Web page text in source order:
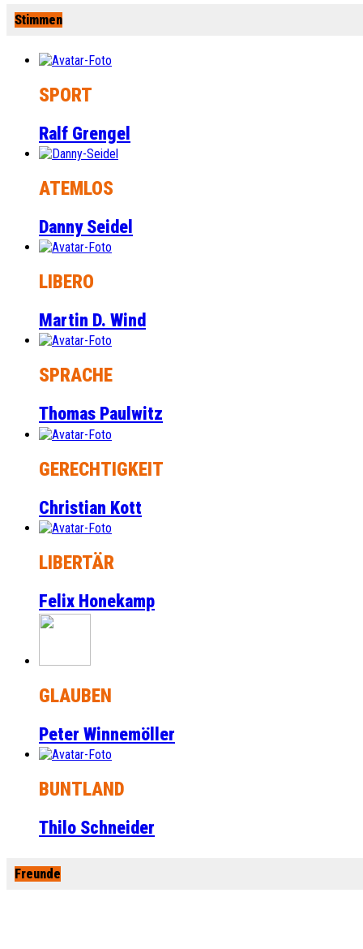
Stimmen
SPORT
Ralf Grengel
ATEMLOS
Danny Seidel
LIBERO
Martin D. Wind
SPRACHE
Thomas Paulwitz
GERECHTIGKEIT
Christian Kott
LIBERTÄR
Felix Honekamp
GLAUBEN
Peter Winnemöller
BUNTLAND
Thilo Schneider
Freunde